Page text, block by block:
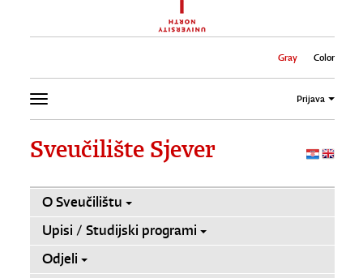
Color
Gray
Prijava
Sveučilište Sjever
O Sveučilištu
Upisi / Studijski programi
Odjeli